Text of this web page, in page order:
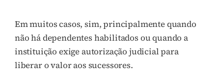
Em muitos casos, sim, principalmente quando
não há dependentes habilitados ou quando a
instituição exige autorização judicial para
liberar o valor aos sucessores.